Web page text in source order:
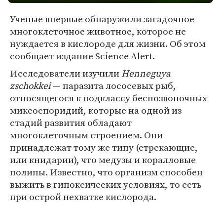
Ученые впервые обнаружили загадочное
многоклеточное животное, которое не
нуждается в кислороде для жизни. Об этом
сообщает издание Science Alert.
Исследователи изучилиHenneguya
zschokkei— паразита лососевых рыб,
относящегося к подклассу беспозвоночных
миксоспоридий, которые на одной из
стадий развития обладают
многоклеточным строением. Они
принадлежат тому же типу (стрекающие,
или книдарии), что медузы и коралловые
полипы. Известно, что организм способен
выжить в гипоксических условиях, то есть
при острой нехватке кислорода.